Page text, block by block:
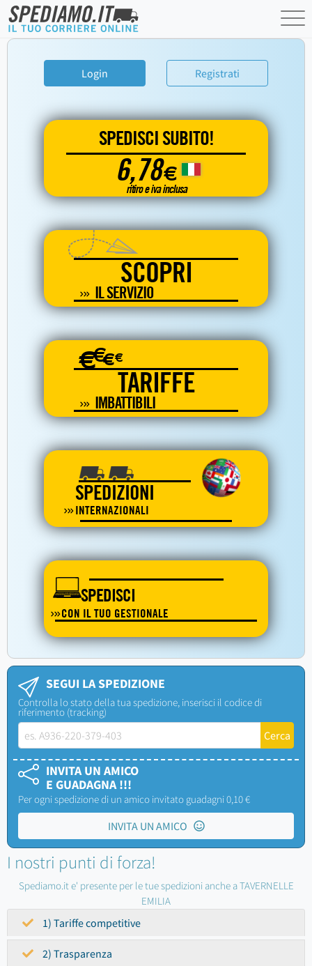
Login Registrati
SPEDISCI SUBITO!
6,78€
ritiro e iva inclusa
SCOPRI
IL SERVIZIO
€€€€
TARIFFE
IMBATTIBILI
SPEDIZIONI
INTERNAZIONALI
SPEDISCI
CON IL TUO GESTIONALE
SEGUI LA SPEDIZIONE
Controlla lo stato della tua spedizione, inserisci il codice di
riferimento (tracking)
INVITA UN AMICO
E GUADAGNA !!!
Per ogni spedizione di un amico invitato guadagni 0,10 €
INVITA UN AMICO
I nostri punti di forza!
Spediamo.it e' presente per le tue spedizioni anche a TAVERNELLE
EMILIA
1) Tariffe competitive
2) Trasparenza